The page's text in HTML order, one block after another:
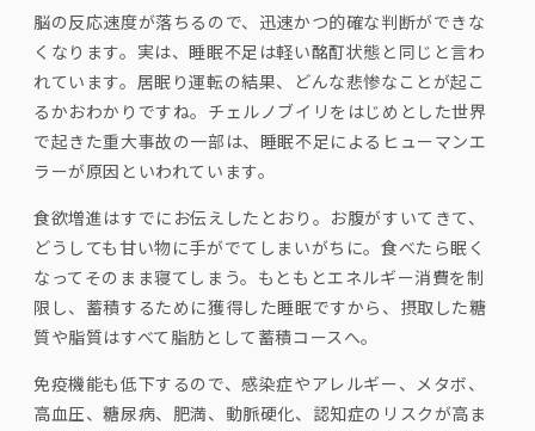
脳の反応速度が落ちるので、迅速かつ的確な判断ができな
くなります。実は、睡眠不足は軽い酩酊状態と同じと言わ
れています。居眠り運転の結果、どんな悲惨なことが起こ
るかおわかりですね。チェルノブイリをはじめとした世界
で起きた重大事故の一部は、睡眠不足によるヒューマンエ
ラーが原因といわれています。
食欲増進はすでにお伝えしたとおり。お腹がすいてきて、
どうしても甘い物に手がでてしまいがちに。食べたら眠く
なってそのまま寝てしまう。もともとエネルギー消費を制
限し、蓄積するために獲得した睡眠ですから、摂取した糖
質や脂質はすべて脂肪として蓄積コースへ。
免疫機能も低下するので、感染症やアレルギー、メタボ、
高血圧、糖尿病、肥満、動脈硬化、認知症のリスクが高ま